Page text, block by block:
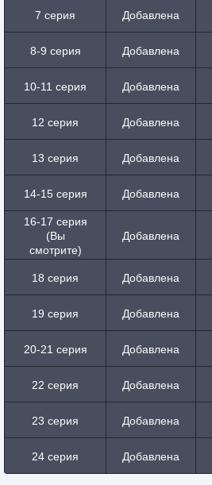
7 серия Добавлена
8-9 серия Добавлена
10-11 серия Добавлена
12 серия Добавлена
13 серия Добавлена
14-15 серия Добавлена
16-17 серия
(Вы
смотрите)
Добавлена
18 серия Добавлена
19 серия Добавлена
20-21 серия Добавлена
22 серия Добавлена
23 серия Добавлена
24 серия Добавлена